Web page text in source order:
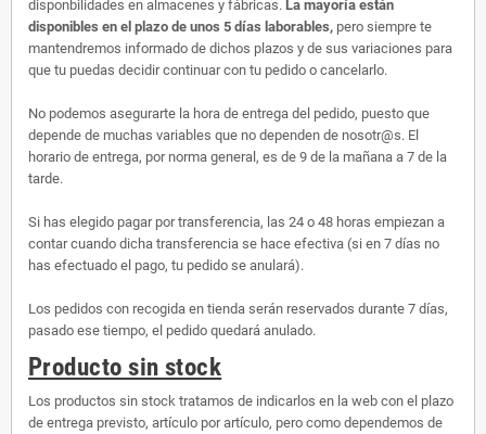
disponbilidades en almacenes y fábricas. La mayoría están
disponibles en el plazo de unos 5 días laborables, pero siempre te
mantendremos informado de dichos plazos y de sus variaciones para
que tu puedas decidir continuar con tu pedido o cancelarlo.
No podemos asegurarte la hora de entrega del pedido, puesto que
depende de muchas variables que no dependen de nosotr@s. El
horario de entrega, por norma general, es de 9 de la mañana a 7 de la
tarde.
Si has elegido pagar por transferencia, las 24 o 48 horas empiezan a
contar cuando dicha transferencia se hace efectiva (si en 7 días no
has efectuado el pago, tu pedido se anulará).
Los pedidos con recogida en tienda serán reservados durante 7 días,
pasado ese tiempo, el pedido quedará anulado.
Producto sin stock
Los productos sin stock tratamos de indicarlos en la web con el plazo
de entrega previsto, artículo por artículo, pero como dependemos de